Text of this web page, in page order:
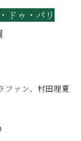
ドゥ・パリ
ファン、村田理夏